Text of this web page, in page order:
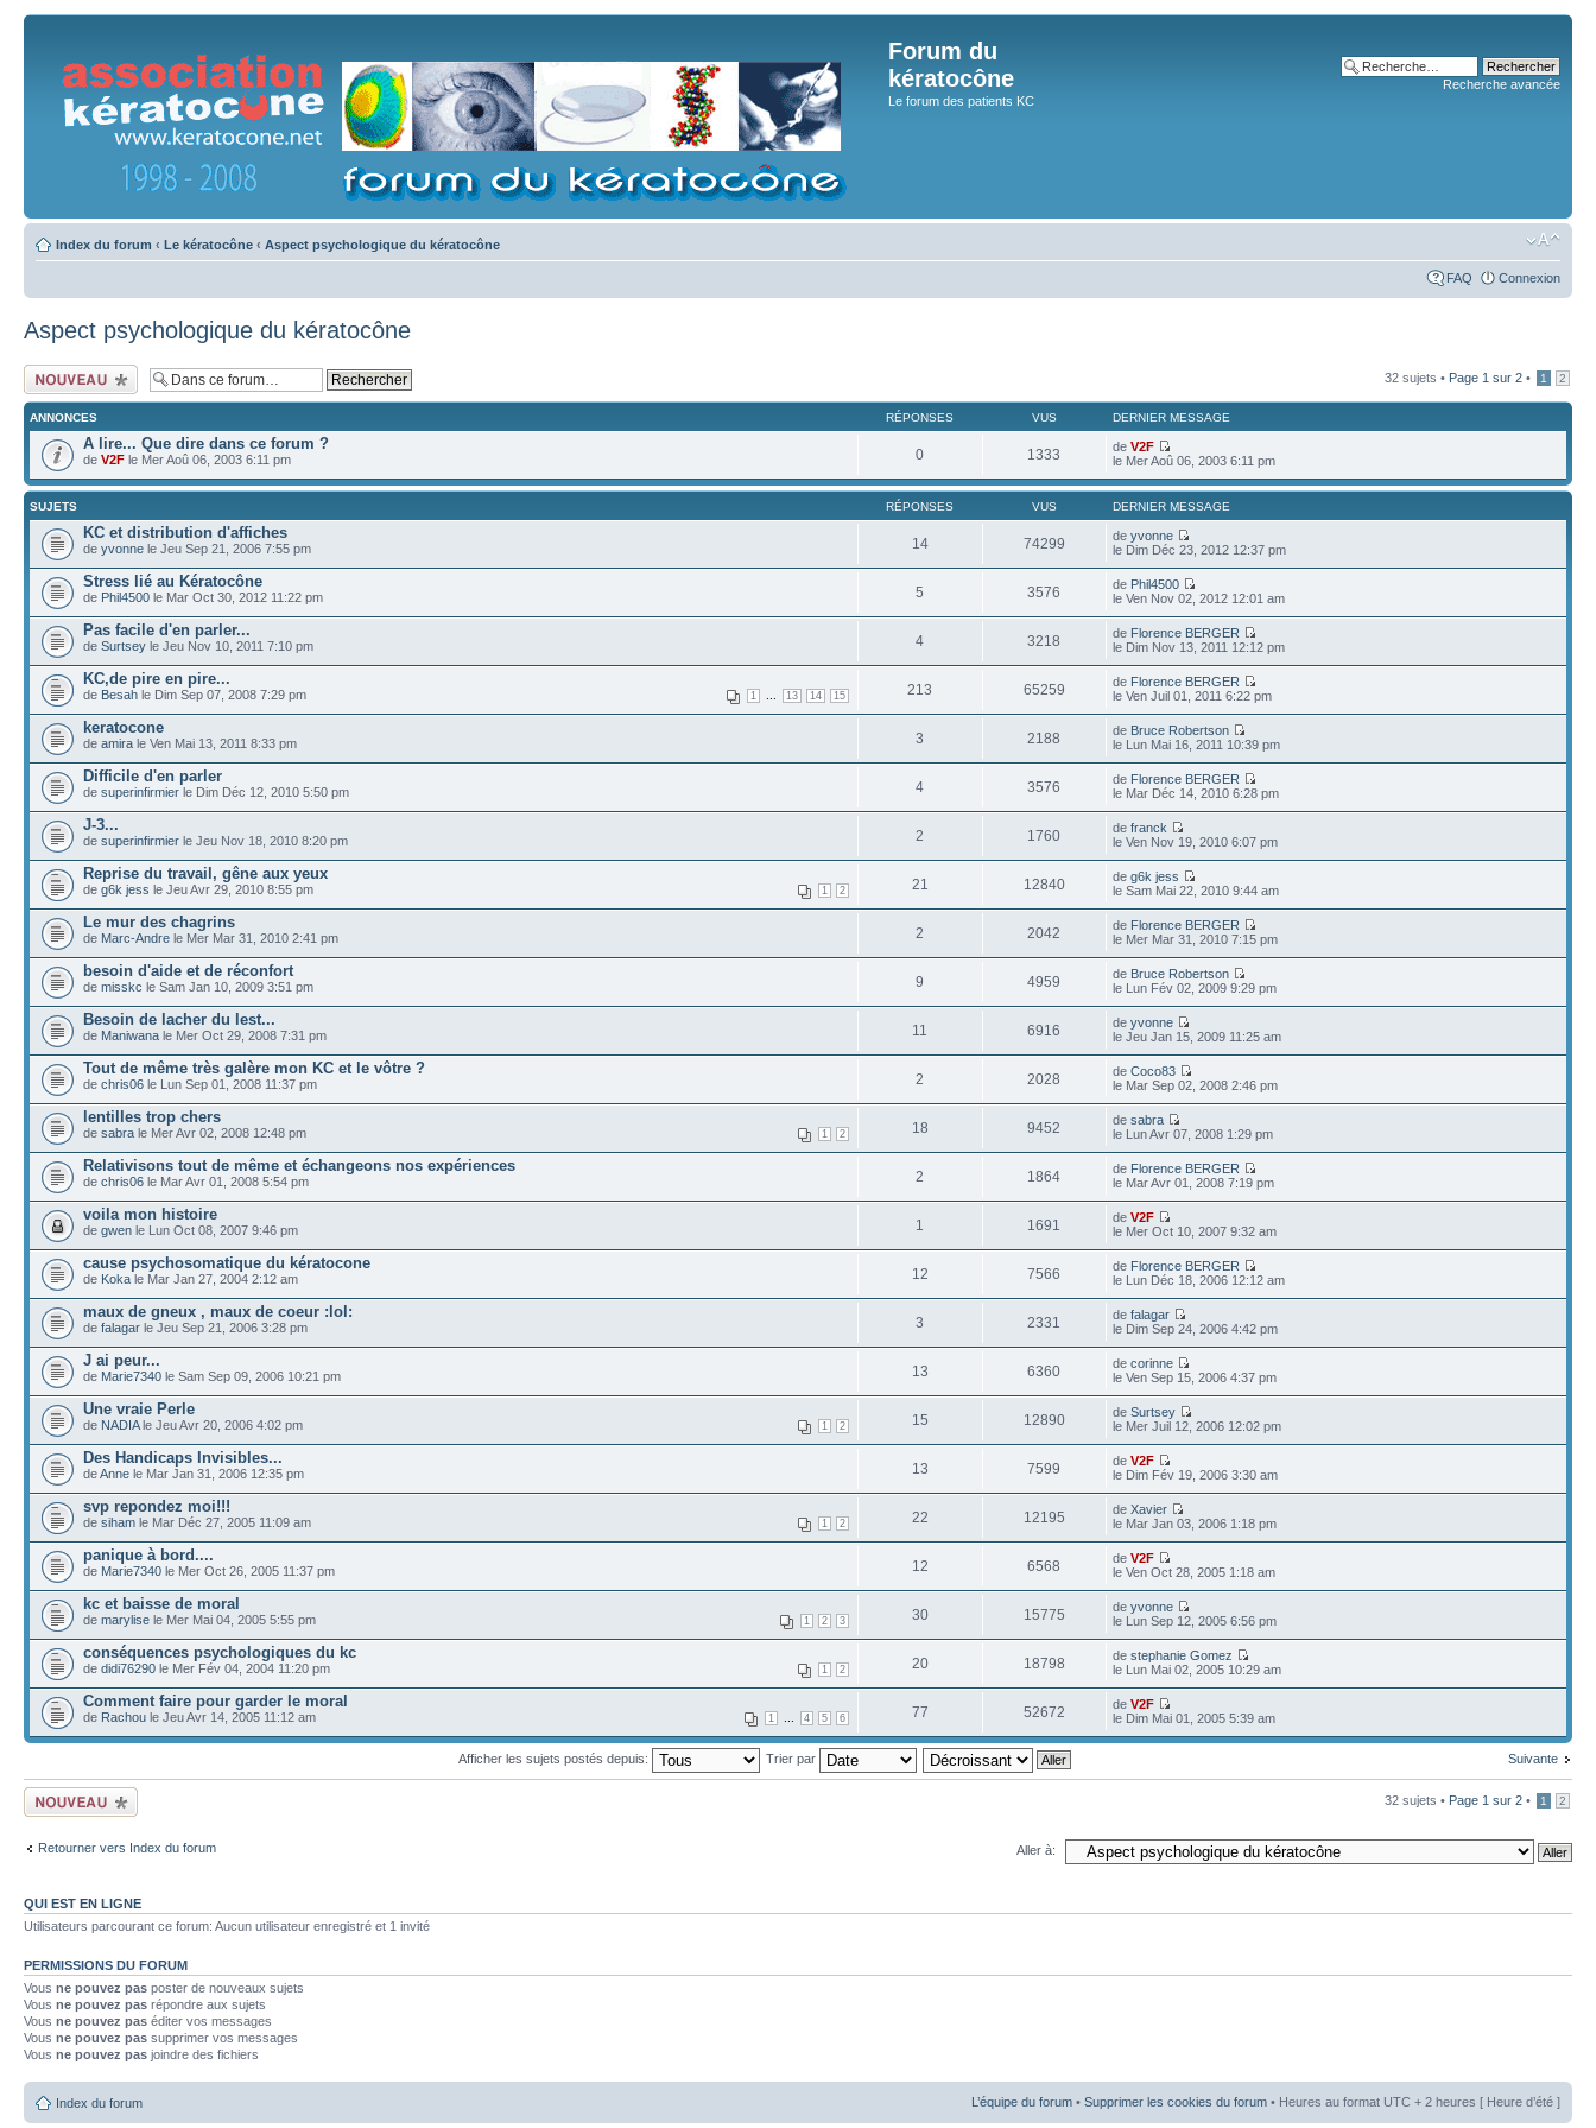
Forum du
kératocône
Le forum des patients KC
Recherche avancée
Index du forum ‹ Le kératocône ‹ Aspect psychologique du kératocône
FAQ Connexion
Aspect psychologique du kératocône
Ecrire un nouveau
sujet
32 sujets • Page 1 sur 2 • 1 2
ANNONCES RÉPONSES VUS DERNIER MESSAGE
A lire... Que dire dans ce forum ?
de V2F le Mer Aoû 06, 2003 6:11 pm 0 1333 deV2F
le Mer Aoû 06, 2003 6:11 pm
SUJETS RÉPONSES VUS DERNIER MESSAGE
KC et distribution d'affiches
de yvonne le Jeu Sep 21, 2006 7:55 pm 14 74299 deyvonne
le Dim Déc 23, 2012 12:37 pm
Stress lié au Kératocône
de Phil4500 le Mar Oct 30, 2012 11:22 pm 5 3576 de Phil4500
le Ven Nov 02, 2012 12:01 am
Pas facile d'en parler...
de Surtsey le Jeu Nov 10, 2011 7:10 pm 4 3218 de Florence BERGER
le Dim Nov 13, 2011 12:12 pm
KC,de pire en pire...
1 13 14 15
de Besah le Dim Sep 07, 2008 7:29 pm 213 65259 de Florence BERGER
le Ven Juil 01, 2011 6:22 pm
keratocone
de amira le Ven Mai 13, 2011 8:33 pm 3 2188 de Bruce Robertson
le Lun Mai 16, 2011 10:39 pm
Difficile d'en parler
de superinfirmier le Dim Déc 12, 2010 5:50 pm 4 3576 de Florence BERGER
le Mar Déc 14, 2010 6:28 pm
J-3...
de superinfirmier le Jeu Nov 18, 2010 8:20 pm 2 1760 defranck
le Ven Nov 19, 2010 6:07 pm
Reprise du travail, gêne aux yeux
1 2
de g6k jess le Jeu Avr 29, 2010 8:55 pm 21 12840 deg6k jess
le Sam Mai 22, 2010 9:44 am
Le mur des chagrins
de Marc-Andre le Mer Mar 31, 2010 2:41 pm 2 2042 de Florence BERGER
le Mer Mar 31, 2010 7:15 pm
besoin d'aide et de réconfort
de misskc le Sam Jan 10, 2009 3:51 pm 9 4959 de Bruce Robertson
le Lun Fév 02, 2009 9:29 pm
Besoin de lacher du lest...
de Maniwana le Mer Oct 29, 2008 7:31 pm 11 6916 deyvonne
le Jeu Jan 15, 2009 11:25 am
Tout de même très galère mon KC et le vôtre ?
de chris06 le Lun Sep 01, 2008 11:37 pm 2 2028 deCoco83
le Mar Sep 02, 2008 2:46 pm
lentilles trop chers
1 2
de sabra le Mer Avr 02, 2008 12:48 pm 18 9452 desabra
le Lun Avr 07, 2008 1:29 pm
Relativisons tout de même et échangeons nos expériences
de chris06 le Mar Avr 01, 2008 5:54 pm 2 1864 de Florence BERGER
le Mar Avr 01, 2008 7:19 pm
voila mon histoire
de gwen le Lun Oct 08, 2007 9:46 pm 1 1691 deV2F
le Mer Oct 10, 2007 9:32 am
cause psychosomatique du kératocone
de Koka le Mar Jan 27, 2004 2:12 am 12 7566 de Florence BERGER
le Lun Déc 18, 2006 12:12 am
maux de gneux , maux de coeur :lol:
de falagar le Jeu Sep 21, 2006 3:28 pm 3 2331 defalagar
le Dim Sep 24, 2006 4:42 pm
J ai peur...
de Marie7340 le Sam Sep 09, 2006 10:21 pm 13 6360 decorinne
le Ven Sep 15, 2006 4:37 pm
Une vraie Perle
1 2
de NADIAle Jeu Avr 20, 2006 4:02 pm 15 12890 deSurtsey
le Mer Juil 12, 2006 12:02 pm
Des Handicaps Invisibles...
deAnne le Mar Jan 31, 2006 12:35 pm 13 7599 deV2F
le Dim Fév 19, 2006 3:30 am
svp repondez moi!!!
1 2
de siham le Mar Déc 27, 2005 11:09 am 22 12195 deXavier
le Mar Jan 03, 2006 1:18 pm
panique à bord....
de Marie7340 le Mer Oct 26, 2005 11:37 pm 12 6568 deV2F
le Ven Oct 28, 2005 1:18 am
kc et baisse de moral
1 2 3
de marylise le Mer Mai 04, 2005 5:55 pm 30 15775 deyvonne
le Lun Sep 12, 2005 6:56 pm
conséquences psychologiques du kc
1 2
de didi76290 le Mer Fév 04, 2004 11:20 pm 20 18798 destephanie Gomez
le Lun Mai 02, 2005 10:29 am
Comment faire pour garder le moral
1 4 5 6
de Rachou le Jeu Avr 14, 2005 11:12 am 77 52672 deV2F
le Dim Mai 01, 2005 5:39 am
Suivante
Afficher les sujets postés depuis: Trier par
Ecrire un nouveau
sujet
32 sujets • Page 1 sur 2 • 1 2
Retourner vers Index du forum Aller à:
QUI EST EN LIGNE
Utilisateurs parcourant ce forum: Aucun utilisateur enregistré et 1 invité
PERMISSIONS DU FORUM
Vous ne pouvez pas poster de nouveaux sujets
Vous ne pouvez pas répondre aux sujets
Vous ne pouvez pas éditer vos messages
Vous ne pouvez pas supprimer vos messages
Vous ne pouvez pas joindre des fichiers
Index du forum L’équipe du forum • Supprimer les cookies du forum • Heures au format UTC + 2 heures [ Heure d’été ]